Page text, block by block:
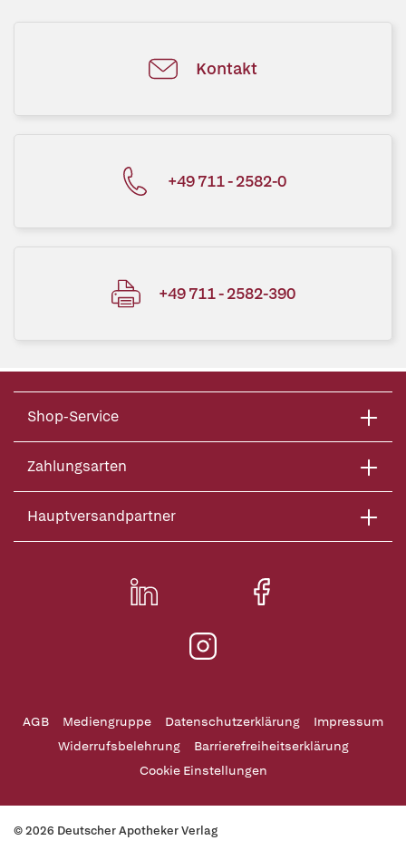
Kontakt
+49 711 - 2582-0
+49 711 - 2582-390
Shop-Service
Zahlungsarten
Hauptversandpartner
AGB Mediengruppe Datenschutzerklärung
Impressum
Widerrufsbelehrung
Barrierefreiheitserklärung
Cookie Einstellungen
© 2026 Deutscher Apotheker Verlag